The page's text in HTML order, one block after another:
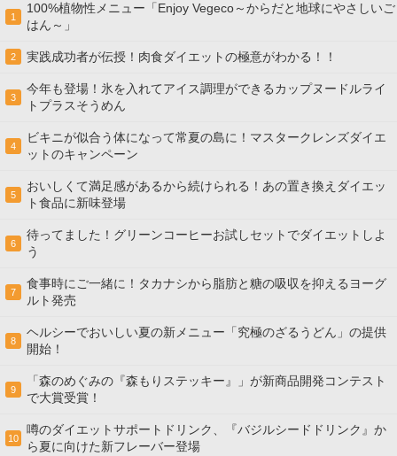
1
100%植物性メニュー「Enjoy Vegeco～からだと地球にやさしいご
はん～」
2 実践成功者が伝授！肉食ダイエットの極意がわかる！！
3
今年も登場！氷を入れてアイス調理ができるカップヌードルライ
トプラスそうめん
4
ビキニが似合う体になって常夏の島に！マスタークレンズダイエ
ットのキャンペーン
5
おいしくて満足感があるから続けられる！あの置き換えダイエッ
ト食品に新味登場
6
待ってました！グリーンコーヒーお試しセットでダイエットしよ
う
7
食事時にご一緒に！タカナシから脂肪と糖の吸収を抑えるヨーグ
ルト発売
8
ヘルシーでおいしい夏の新メニュー「究極のざるうどん」の提供
開始！
9
「森のめぐみの『森もりステッキー』」が新商品開発コンテスト
で大賞受賞！
10
噂のダイエットサポートドリンク、『バジルシードドリンク』か
ら夏に向けた新フレーバー登場